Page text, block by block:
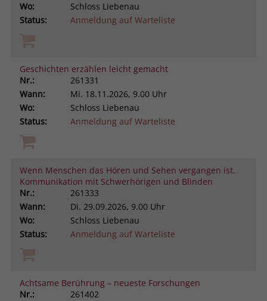
Wo:
Schloss Liebenau
Status:
Anmeldung auf Warteliste
Geschichten erzählen leicht gemacht
Nr.:
261331
Wann:
Mi. 18.11.2026, 9.00 Uhr
Wo:
Schloss Liebenau
Status:
Anmeldung auf Warteliste
Wenn Menschen das Hören und Sehen vergangen ist.
Kommunikation mit Schwerhörigen und Blinden
Nr.:
261333
Wann:
Di. 29.09.2026, 9.00 Uhr
Wo:
Schloss Liebenau
Status:
Anmeldung auf Warteliste
Achtsame Berührung – neueste Forschungen
Nr.:
261402